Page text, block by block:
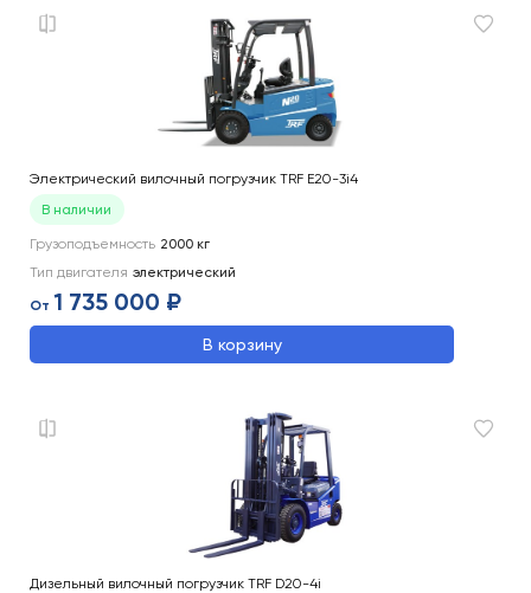
Электрический вилочный погрузчик TRF E20-3i4
В наличии
Грузоподъемность 2000 кг
Тип двигателя электрический
От 1 735 000 ₽
В корзину
Дизельный вилочный погрузчик TRF D20-4i